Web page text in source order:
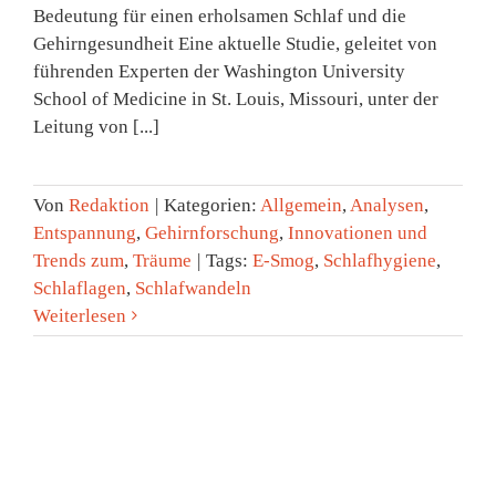
Bedeutung für einen erholsamen Schlaf und die
Gehirngesundheit Eine aktuelle Studie, geleitet von
führenden Experten der Washington University
School of Medicine in St. Louis, Missouri, unter der
Leitung von [...]
Von Redaktion | Kategorien: Allgemein,Analysen,
Entspannung, Gehirnforschung, Innovationen und
Trends zum, Träume | Tags: E-Smog, Schlafhygiene,
Schlaflagen, Schlafwandeln
Weiterlesen